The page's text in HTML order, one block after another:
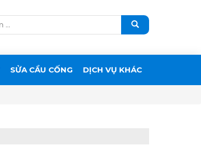
SỬA CẦU CỐNG DỊCH VỤ KHÁC